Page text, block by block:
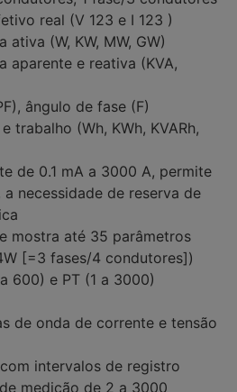
real (V 123 e I 123 )
(W, KW, MW, GW)
aparente e reativa (KVA,
ângulo de fase (F)
trabalho (Wh, KWh, KVARh,
de 0.1 mA a 3000 A, permite
necessidade de reserva de
mostra até 35 parâmetros
[=3 fases/4 condutores])
600) e PT (1 a 3000)
de onda de corrente e tensão
intervalos de registro
medição de 2 a 3000